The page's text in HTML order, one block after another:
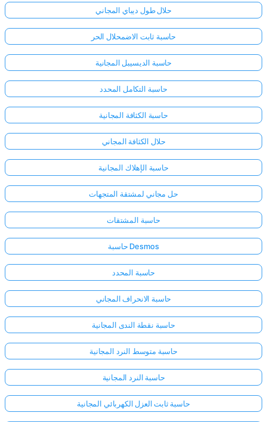
حلال طول ديباي المجاني
حاسبة ثابت الاضمحلال الحر
حاسبة الديسيبل المجانية
حاسبة التكامل المحدد
حاسبة الكثافة المجانية
حلال الكثافة المجاني
حاسبة الإهلاك المجانية
حل مجاني لمشتقة المتجهات
حاسبة المشتقات
حاسبة Desmos
حاسبة المحدد
حاسبة الانحراف المجاني
حاسبة نقطة الندى المجانية
حاسبة متوسط النرد المجانية
حاسبة النرد المجانية
حاسبة ثابت العزل الكهربائي المجانية